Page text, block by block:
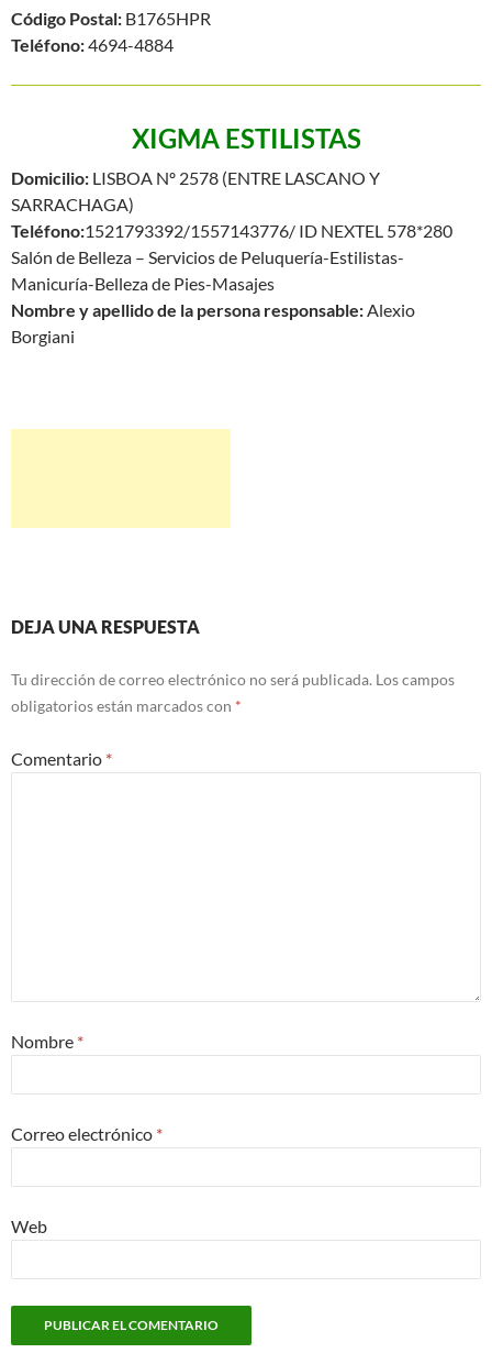
Código Postal: B1765HPR
Teléfono:4694-4884
XIGMA ESTILISTAS
Domicilio: LISBOA Nº 2578 (ENTRE LASCANO Y
SARRACHAGA)
Teléfono:1521793392/1557143776/ ID NEXTEL 578*280
Salón de Belleza – Servicios de Peluquería-Estilistas-
Manicuría-Belleza de Pies-Masajes
Nombre y apellido de la persona responsable:Alexio
Borgiani
DEJA UNA RESPUESTA
Tu dirección de correo electrónico no será publicada. Los campos
obligatorios están marcados con *
Comentario *
Nombre *
Correo electrónico *
Web